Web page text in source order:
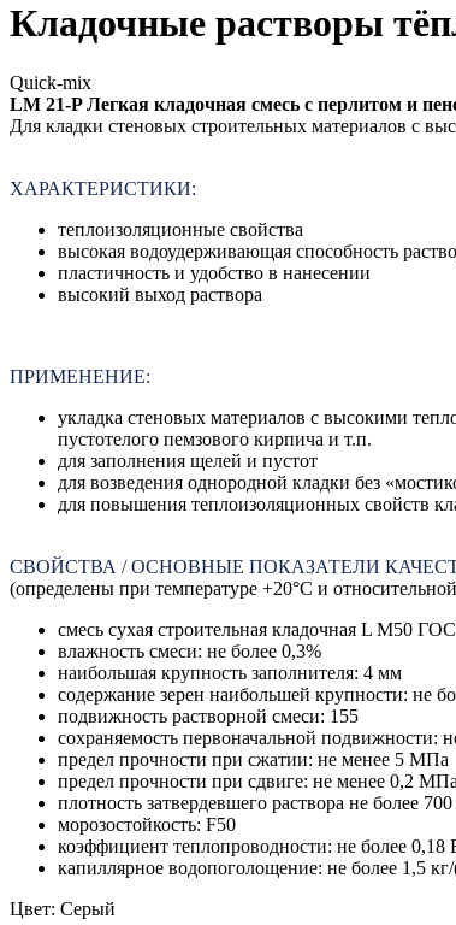
Кладочные растворы
Quick-mix
LM 21-P Легкая кладочная смесь с перлитом и
Для кладки стеновых строительных материалов с
ХАРАКТЕРИСТИКИ:
теплоизоляционные свойства
высокая водоудерживающая способность
пластичность и удобство в нанесении
высокий выход раствора
ПРИМЕНЕНИЕ:
укладка стеновых материалов с высокими
пустотелого пемзового кирпича и т.п.
для заполнения щелей и пустот
для возведения однородной кладки без
для повышения теплоизоляционных свойств
СВОЙСТВА / ОСНОВНЫЕ ПОКАЗАТЕЛИ
(определены при температуре +20°С и
смесь сухая строительная кладочная L M50
влажность смеси: не более 0,3%
наибольшая крупность заполнителя: 4 мм
содержание зерен наибольшей крупности: не
подвижность растворной смеси: 155
сохраняемость первоначальной подвижности:
предел прочности при сжатии: не менее 5 МПа
предел прочности при сдвиге: не менее 0,2
плотность затвердевшего раствора не более 700
морозостойкость: F50
коэффициент теплопроводности: не более
капиллярное водопоголощение: не более 1,5
Цвет: Серый